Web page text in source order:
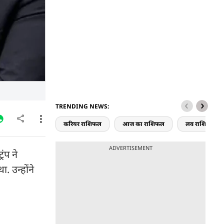
ने
उन्होंने
TRENDING NEWS:
करियर राशिफल आज का राशिफल लव राशिफल
ADVERTISEMENT